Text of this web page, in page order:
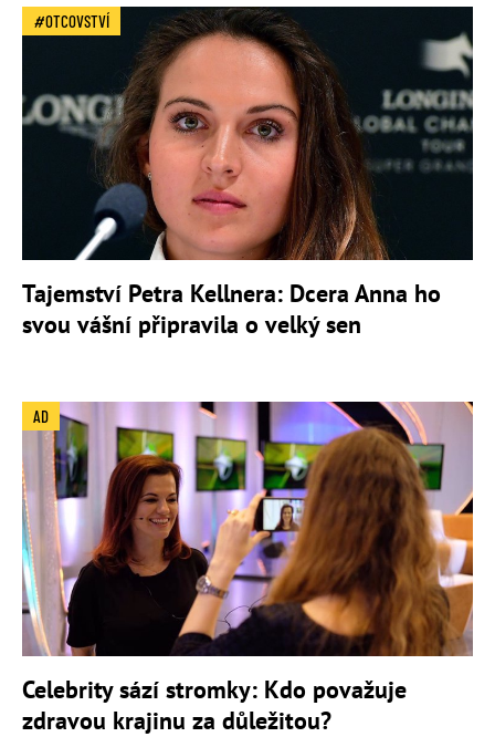
OTCOVSTVÍ
Tajemství Petra Kellnera: Dcera Anna ho
svou vášní připravila o velký sen
AD
Celebrity sází stromky: Kdo považuje
zdravou krajinu za důležitou?